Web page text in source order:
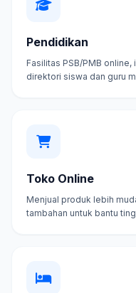
Pendidikan
Fasilitas PSB/PMB
direktori siswa dan guru
Toko Online
Menjual produk lebih
tambahan untuk bantu